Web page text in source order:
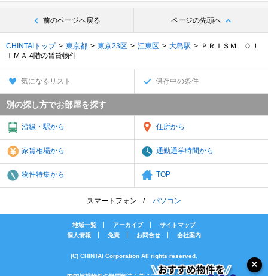
前のページへ戻る ページの先頭へ
CHINTAIトップ 東京都 東京23区 江東区 大島駅
ＰＲＩＳＭ ＯＪ
ＩＭＡ 4階の賃貸物件
気になるリスト 保存中の条件
別の探し方でお部屋を探す
沿線・駅から 住所から
家賃相場から 通勤通学時間から
物件特集から TOP
スマートフォン パソコン
地域一覧 アーカイブ
サイトマップ
個人情報
免責 お問合せ 会社案内
(C) CHINTAI Corporation All rights reserved.